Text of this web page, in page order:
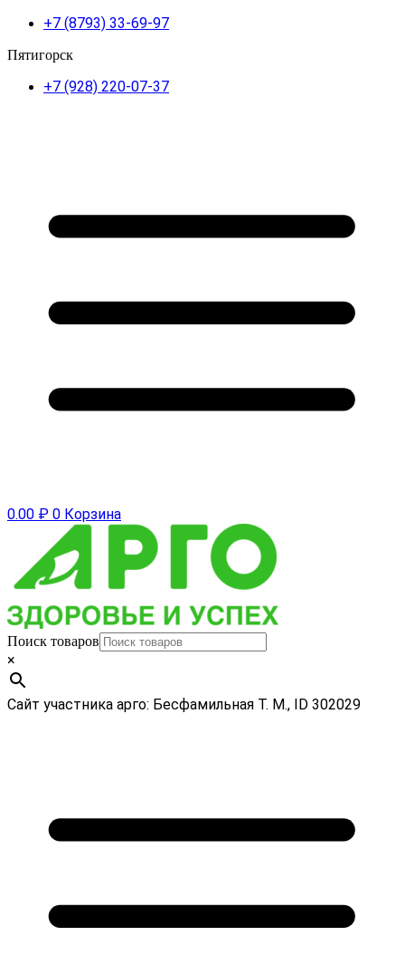
+7 (8793) 33-69-97
Пятигорск
+7 (928) 220-07-37
0.00 ₽ 0 Корзина
Поиск товаров
×
Сайт участника арго: Бесфамильная Т. М., ID 302029